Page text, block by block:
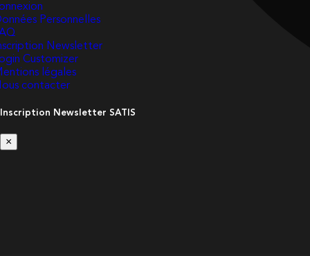
Personnelles
Newsletter
Customizer
légales
contacter
Inscription Newsletter SATIS
×